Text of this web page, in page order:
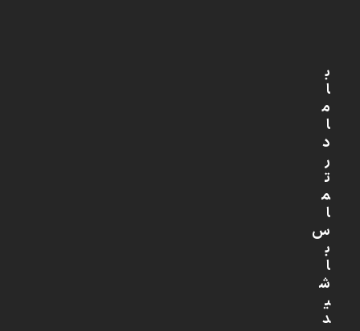
ب
ا
م
ا
د
ر
ت
م
ا
س
ب
ا
ش
ی
د